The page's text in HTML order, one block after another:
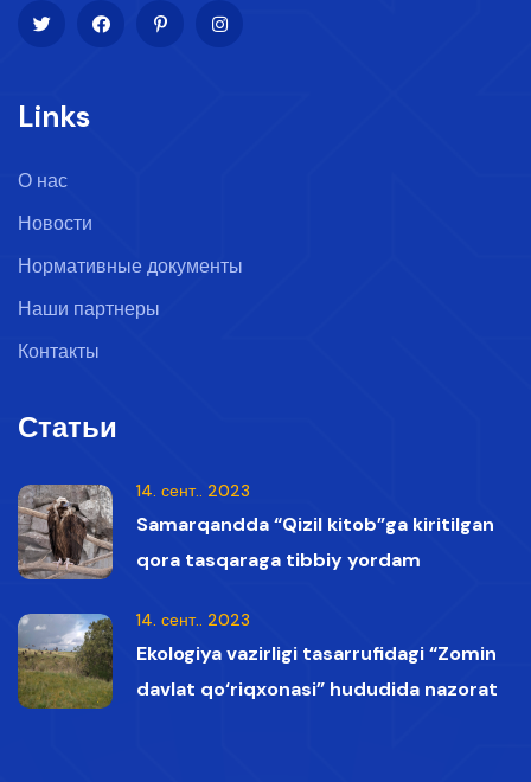
Links
О нас
Новости
Нормативные документы
Наши партнеры
Контакты
Статьи
14. сент.. 2023
Samarqandda “Qizil kitob”ga kiritilgan
qora tasqaraga tibbiy yordam
14. сент.. 2023
Ekologiya vazirligi tasarrufidagi “Zomin
davlat qo‘riqxonasi” hududida nazorat